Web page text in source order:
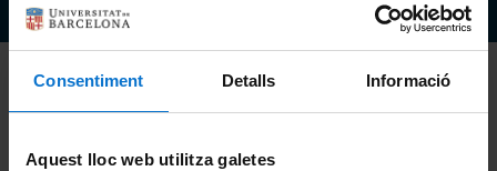
Consentiment Detalls Informació
Aquest lloc web utilitza galetes
Ordenar